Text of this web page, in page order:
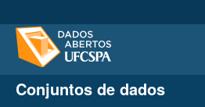
Conjuntos de dados
Conjuntos de dados